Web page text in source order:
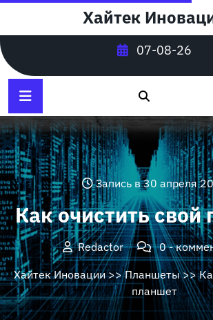
содержимому
Хайтек
07-08-26
Запись в 30 апреля
Как очистить свой
Redactor
0 -
Хайтек Иновации>>Планшеты>>
планшет